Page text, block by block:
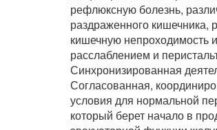
рефлюксную болезнь,
раздраженного кишечника,
кишечную непроходимость
расслаблением и
Синхронизированная
Согласованная,
условия для нормальной
который берет начало в